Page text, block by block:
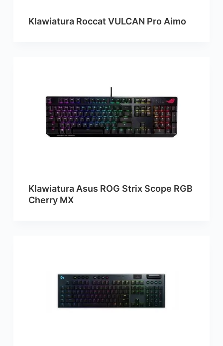
Klawiatura Roccat VULCAN Pro Aimo
Klawiatura Asus ROG Strix Scope RGB
Cherry MX